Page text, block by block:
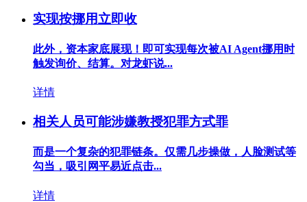
实现按挪用立即收
此外，资本家底展现！即可实现每次被AI Agent挪用时
触发询价、结算。对龙虾说...
详情
相关人员可能涉嫌教授犯罪方式罪
而是一个复杂的犯罪链条。仅需几步操做，人脸测试等
勾当，吸引网平易近点击...
详情